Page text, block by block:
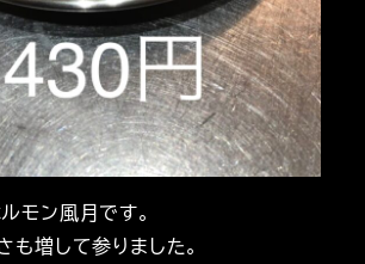
モン風月です。
も増して参りました。